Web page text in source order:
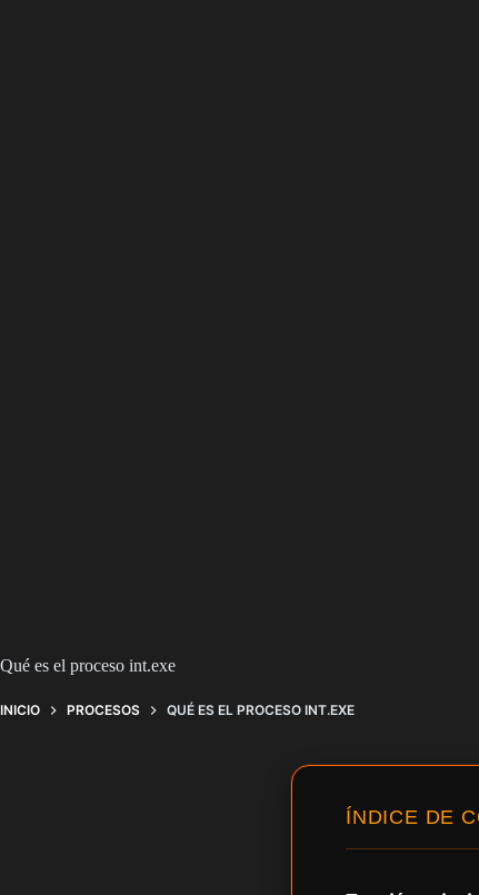
Qué es el proceso int.exe
INICIO PROCESOS QUÉ ES EL PROCESO INT.EXE
ÍNDICE DE